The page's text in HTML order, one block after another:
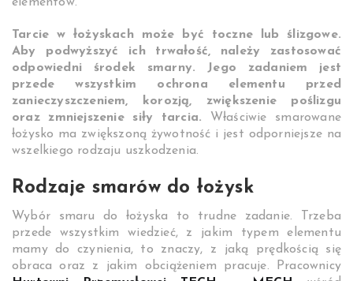
Tarcie w łożyskach może być toczne lub ślizgowe.
Aby podwyższyć ich trwałość, należy zastosować
odpowiedni środek smarny. Jego zadaniem jest
przede wszystkim ochrona elementu przed
zanieczyszczeniem, korozją, zwiększenie poślizgu
oraz zmniejszenie siły tarcia. Właściwie smarowane
łożysko ma zwiększoną żywotność i jest odporniejsze na
wszelkiego rodzaju uszkodzenia.
Rodzaje smarów do łożysk
Wybór smaru do łożyska to trudne zadanie. Trzeba
przede wszystkim wiedzieć, z jakim typem elementu
mamy do czynienia, to znaczy, z jaką prędkością się
obraca oraz z jakim obciążeniem pracuje. Pracownicy